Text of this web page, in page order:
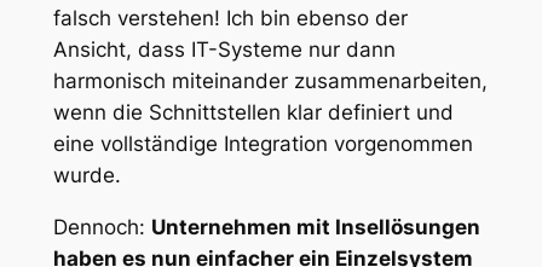
falsch verstehen! Ich bin ebenso der
Ansicht, dass IT-Systeme nur dann
harmonisch miteinander zusammenarbeiten,
wenn die Schnittstellen klar definiert und
eine vollständige Integration vorgenommen
wurde.
Dennoch: Unternehmen mit Insellösungen
haben es nun einfacher ein Einzelsystem